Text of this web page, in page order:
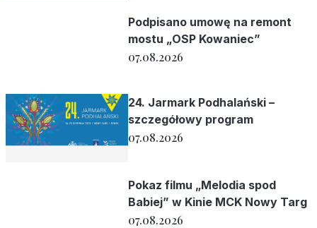
Podpisano umowę na remont
mostu „OSP Kowaniec”
07.08.2026
24. Jarmark Podhalański –
szczegółowy program
07.08.2026
Pokaz filmu „Melodia spod
Babiej” w Kinie MCK Nowy Targ
07.08.2026